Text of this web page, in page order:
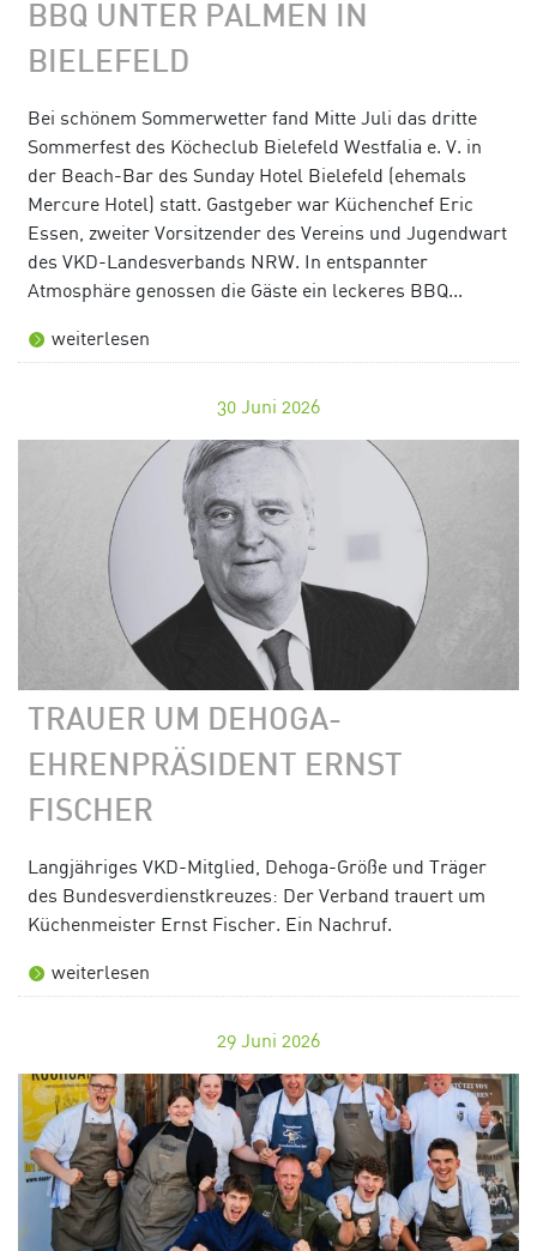
BBQ UNTER PALMEN IN
BIELEFELD
Bei schönem Sommerwetter fand Mitte Juli das dritte
Sommerfest des Köcheclub Bielefeld Westfalia e. V. in
der Beach-Bar des Sunday Hotel Bielefeld (ehemals
Mercure Hotel) statt. Gastgeber war Küchenchef Eric
Essen, zweiter Vorsitzender des Vereins und Jugendwart
des VKD-Landesverbands NRW. In entspannter
Atmosphäre genossen die Gäste ein leckeres BBQ...
weiterlesen
30 Juni 2026
TRAUER UM DEHOGA-
EHRENPRÄSIDENT ERNST
FISCHER
Langjähriges VKD-Mitglied, Dehoga-Größe und Träger
des Bundesverdienstkreuzes: Der Verband trauert um
Küchenmeister Ernst Fischer. Ein Nachruf.
weiterlesen
29 Juni 2026